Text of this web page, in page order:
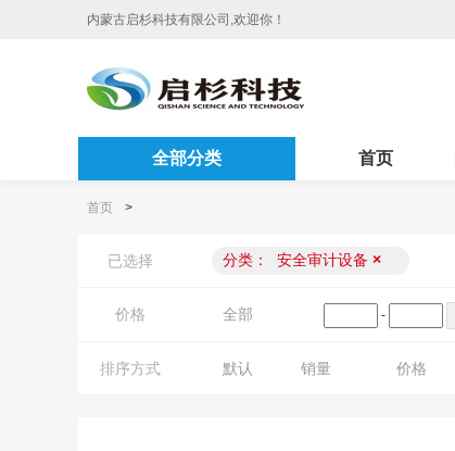
内蒙古启杉科技有限公司,欢迎你！
全部分类 首页
首页 >
已选择 分类： 安全审计设备 ×
价格 全部 -
排序方式 默认 销量 价格